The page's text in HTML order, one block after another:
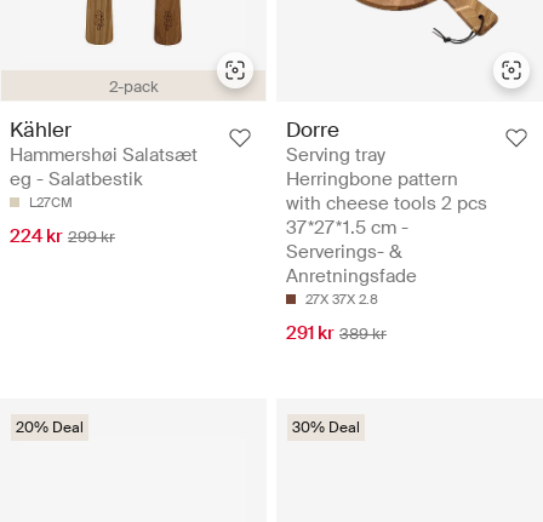
2-pack
Kähler
Hammershøi Salatsæt
eg - Salatbestik
L27CM
224 kr 299 kr
Dorre
Serving tray
Herringbone pattern
with cheese tools 2 pcs
37*27*1.5 cm -
Serverings- &
Anretningsfade
27X 37X 2.8
291 kr 389 kr
20% Deal 30% Deal